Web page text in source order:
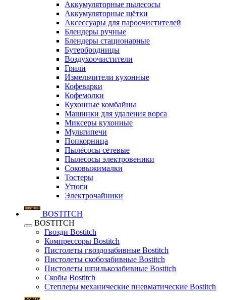
Аккумуляторные пылесосы
Аккумуляторные щётки
Аксессуары для пароочистителей
Блендеры ручные
Блендеры стационарные
Бутербродницы
Воздухоочистители
Грили
Измельчители кухонные
Кофеварки
Кофемолки
Кухонные комбайны
Машинки для удаления ворса
Миксеры кухонные
Мультипечи
Попкорница
Пылесосы сетевые
Пылесосы электровеники
Соковыжималки
Тостеры
Утюги
Электрочайники
BOSTITCH
BOSTITCH
Гвозди Bostitch
Компрессоры Bostitch
Пистолеты гвоздозабивные Bostitch
Пистолеты скобозабивные Bostitch
Пистолеты шпилькозабивные Bostitch
Скобы Bostitch
Степлеры механические пневматические Bostitch